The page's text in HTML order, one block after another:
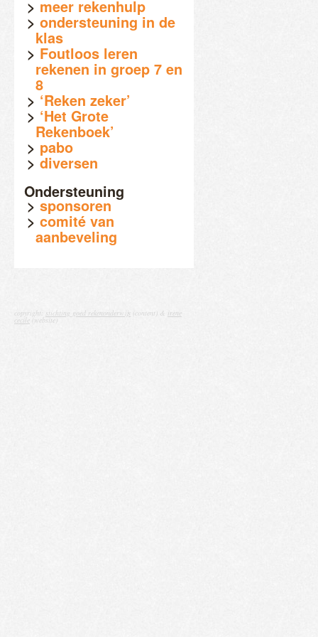
meer rekenhulp
ondersteuning in de
klas
Foutloos leren
rekenen in groep 7 en
8
‘Reken zeker’
‘Het Grote
Rekenboek’
pabo
diversen
Ondersteuning
sponsoren
comité van
aanbeveling
copyright: stichting goed rekenonderwijs (content) & irene
cecile (website)